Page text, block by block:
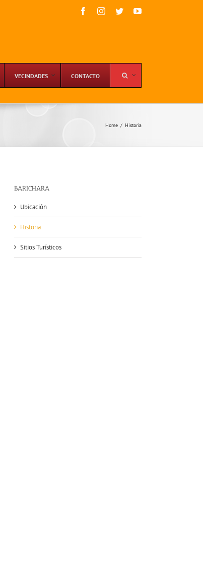
FacebookInstagram
TwitterYouTube
VECINDADES CONTACTO
Home / Historia
BARICHARA
Ubicación
Historia
Sitios Turísticos